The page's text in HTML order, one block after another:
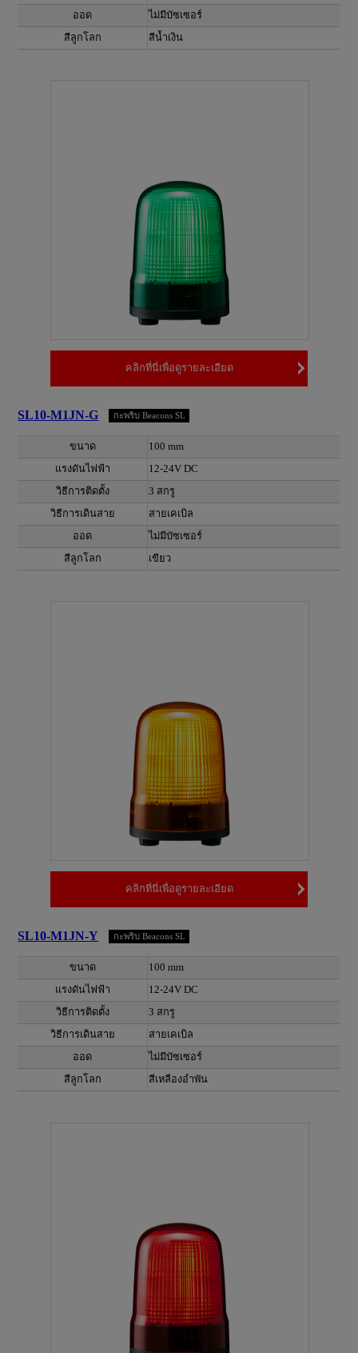
ออด
ไม่มีบัซเซอร์
สีลูกโลก
สีน้ำเงิน
คลิกที่นี่เพื่อดูรายละเอียด
SL10-M1JN-G กะพริบ Beacons SL
ขนาด
100 mm
แรงดันไฟฟ้า
12-24V DC
วิธีการติดตั้ง
3 สกรู
วิธีการเดินสาย
สายเคเบิล
ออด
ไม่มีบัซเซอร์
สีลูกโลก
เขียว
คลิกที่นี่เพื่อดูรายละเอียด
SL10-M1JN-Y กะพริบ Beacons SL
ขนาด
100 mm
แรงดันไฟฟ้า
12-24V DC
วิธีการติดตั้ง
3 สกรู
วิธีการเดินสาย
สายเคเบิล
ออด
ไม่มีบัซเซอร์
สีลูกโลก
สีเหลืองอำพัน